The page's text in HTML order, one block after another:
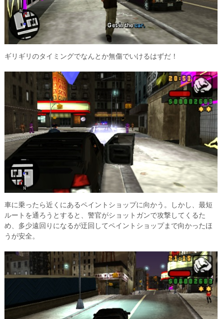
ギリギリのタイミングでなんとか無傷でいけるはずだ！
車に乗ったら近くにあるペイントショップに向かう。しかし、最短
ルートを通ろうとすると、警官がショットガンで攻撃してくるた
め、多少遠回りになるが迂回してペイントショップまで向かったほ
うが安全。